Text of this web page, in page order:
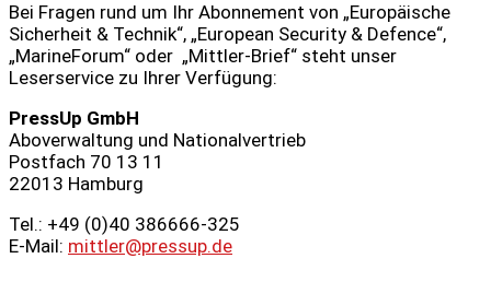
Bei Fragen rund um Ihr Abonnement von „Europäische
Sicherheit & Technik“, „European Security & Defence“,
„MarineForum“ oder „Mittler-Brief“ steht unser
Leserservice zu Ihrer Verfügung:
PressUp GmbH
Aboverwaltung und Nationalvertrieb
Postfach 70 13 11
22013 Hamburg
Tel.: +49 (0)40 386666‑325
E-Mail: mittler@pressup.de